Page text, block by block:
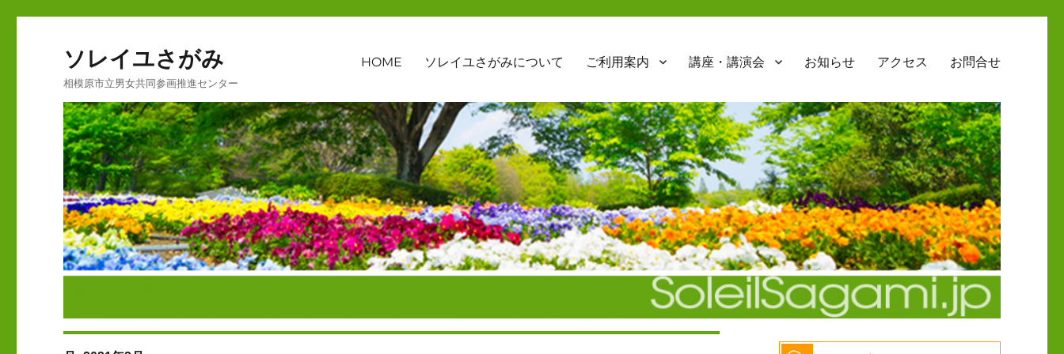
ソレイユさがみ
相模原市立男女共同参画推進センター
HOME ソレイユさがみについて ご利用案内 講座・講演会 お知らせ アクセス お問合せ